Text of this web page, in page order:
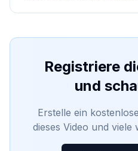
Registriere
und
Erstelle ein
dieses Video und viele